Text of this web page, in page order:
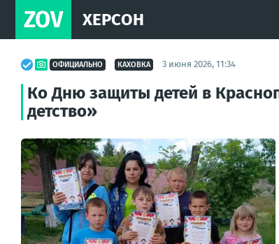
ZOV ХЕРСОН
ОФИЦИАЛЬНО КАХОВКА 3 июня 2026, 11:34
Ко Дню защиты детей в
детство»